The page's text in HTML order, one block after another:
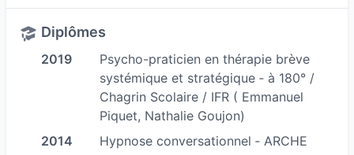
Le bien être personnel, la sérénité, la confiance
en soi et les relations avec les autres sont pour
moi les clefs d’une vie épanouie.
Mes principes sont de travailler dans une
relation de confiance et d’écoute avec chacun,
au cours de séances personnalisées, afin
d’atteindre au mieux vos objectifs.
Diplômes
2019
Psycho-praticien en thérapie brève
systémique et stratégique ‐ à 180° /
Chagrin Scolaire / IFR ( Emmanuel
Piquet, Nathalie Goujon)
2014
Hypnose conversationnel ‐ ARCHE